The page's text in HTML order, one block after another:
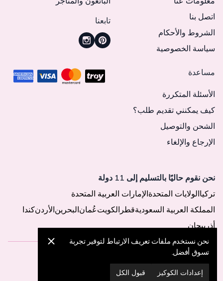
اتصل بنا
الشروط والأحكام
سياسة الخصوصية
تابعنا
مساعدة
الأسئلة المتكررة
كيف يمكنني تقديم طلب؟
الشحن والتوصيل
الإرجاع والإلغاء
نحن نقوم حاليًا بالتسليم إلى 11 دولة
تركياالولايات المتحدةالإمارات العربية المتحدة
المملكة العربية السعوديةقطر الكويتعُمانالبحرينالأردنكندا
أذربيجان
© 2025 MegaButik -
نحن نستخدم ملفات تعريف الارتباط لتوفير تجربة
تسوق أفضل.
إعدادات الكوكيز قبول الكل